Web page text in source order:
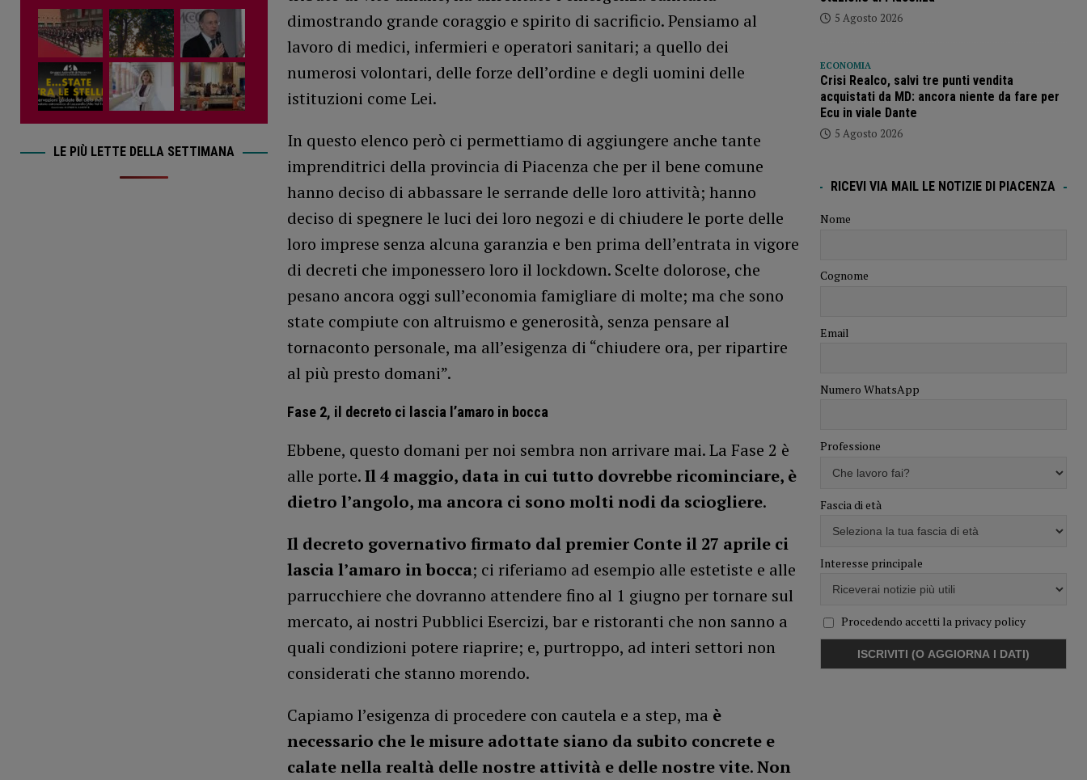
dimostrando grande coraggio e spirito di sacrificio. Pensiamo al
lavoro di medici, infermieri e operatori sanitari; a quello dei
numerosi volontari, delle forze dell’ordine e degli uomini delle
istituzioni come Lei.
In questo elenco però ci permettiamo di aggiungere anche tante
imprenditrici della provincia di Piacenza che per il bene comune
hanno deciso di abbassare le serrande delle loro attività; hanno
deciso di spegnere le luci dei loro negozi e di chiudere le porte delle
loro imprese senza alcuna garanzia e ben prima dell’entrata in vigore
di decreti che imponessero loro il lockdown. Scelte dolorose, che
pesano ancora oggi sull’economia famigliare di molte; ma che sono
state compiute con altruismo e generosità, senza pensare al
tornaconto personale, ma all’esigenza di “chiudere ora, per ripartire
al più presto domani”.
Fase 2, il decreto ci lascia l’amaro in bocca
Ebbene, questo domani per noi sembra non arrivare mai. La Fase 2 è
alle porte.Il 4 maggio, data in cui tutto dovrebbe ricominciare, è
dietro l’angolo, ma ancora ci sono molti nodi da sciogliere.
Il decreto governativo firmato dal premier Conte il 27 aprile ci
lascia l’amaro in bocca; ci riferiamo ad esempio alle estetiste e alle
parrucchiere che dovranno attendere fino al 1 giugno per tornare sul
mercato, ai nostri Pubblici Esercizi, bar e ristoranti che non sanno a
quali condizioni potere riaprire; e, purtroppo, ad interi settori non
considerati che stanno morendo.
Capiamo l’esigenza di procedere con cautela e a step, ma è
necessario che le misure adottate siano da subito concrete e
calate nella realtà delle nostre attività e delle nostre vite.Non
LE PIÙ LETTE DELLA SETTIMANA
5 Agosto 2026
ECONOMIA
Crisi Realco, salvi tre punti vendita
acquistati da MD: ancora niente da fare per
Ecu in viale Dante
5 Agosto 2026
RICEVI VIA MAIL LE NOTIZIE DI PIACENZA
Nome
Cognome
Email
Numero WhatsApp
Professione
Fascia di età
Interesse principale
Procedendo accetti la privacy policy